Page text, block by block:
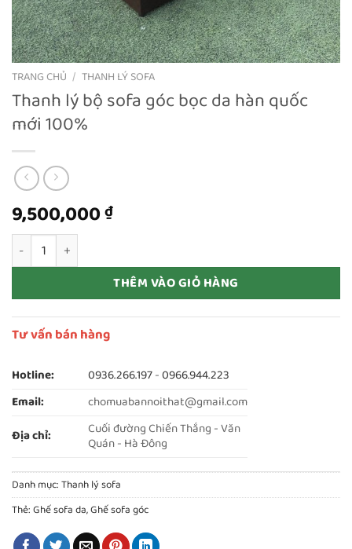
TRANG CHỦ / THANH LÝ SOFA
Thanh lý bộ sofa góc bọc da hàn quốc
mới 100%
9,500,000₫
Thanh lý bộ sofa góc bọc da hàn quốc mới 100% số lượng
THÊM VÀO GIỎ HÀNG
Tư vấn bán hàng
Hotline: 0936.266.197-0966.944.223
Email:
chomuabannoithat@gmail.com
Địa chỉ:
Cuối đường Chiến Thắng - Văn
Quán - Hà Đông
Danh mục:Thanh lý sofa
Thẻ:Ghế sofa da,Ghế sofa góc